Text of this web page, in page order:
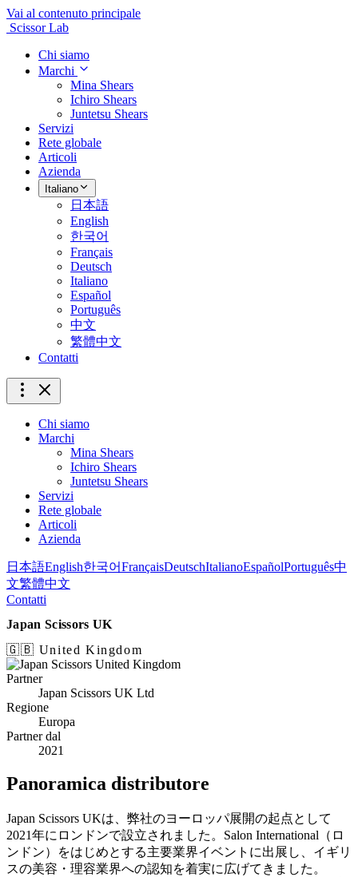
Vai al contenuto principale
Scissor Lab
Chi siamo
Marchi
Mina Shears
Ichiro Shears
Juntetsu Shears
Servizi
Rete globale
Articoli
Azienda
Italiano
日本語
English
한국어
Français
Deutsch
Italiano
Español
Português
中文
繁體中文
Contatti
Chi siamo
Marchi
Mina Shears
Ichiro Shears
Juntetsu Shears
Servizi
Rete globale
Articoli
Azienda
日本語English한국어FrançaisDeutschItalianoEspañolPortuguês中
文繁體中文
Contatti
Japan Scissors UK
🇬🇧 United Kingdom
Partner
Japan Scissors UK Ltd
Regione
Europa
Partner dal
2021
Panoramica distributore
Japan Scissors UKは、弊社のヨーロッパ展開の起点として
2021年にロンドンで設立されました。Salon International（ロ
ンドン）をはじめとする主要業界イベントに出展し、イギリ
スの美容・理容業界への認知を着実に広げてきました。